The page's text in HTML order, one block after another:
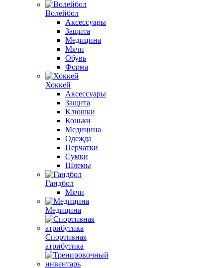
Волейбол
Аксессуары
Защита
Медицина
Мячи
Обувь
Форма
Хоккей
Аксессуары
Защита
Клюшки
Коньки
Медицина
Одежда
Перчатки
Сумки
Шлемы
Гандбол
Мячи
Медицина
Спортивная
атрибутика